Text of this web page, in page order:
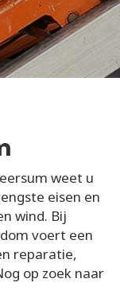
weet u
eisen en
wind. Bij
voert een
reparatie,
op zoek naar